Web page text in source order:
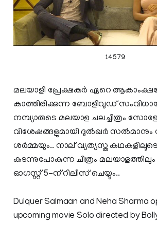
14579
മലയാളി പ്രേക്ഷകര്‍ ഏറെ
കാത്തിരിക്കുന്ന ബോളിവുഡ്
നമ്പ്യാരുടെ മലയാള ചലച്ചിത്രം
വിശേഷങ്ങളുമായി ദുല്‍ഖര്‍ സല്‍മാനും
ശര്‍മ്മയും.. നാല് വ്യത്യസ്ത കഥകളിലൂടെ
കടന്നുപോകുന്ന ചിത്രം മലയാളത്തിലും
ഓഗസ്റ്റ്‌ 5-ന് റിലീസ് ചെയ്യും..
Dulquer Salmaan and Neha Sharma
upcoming movie Solo directed by